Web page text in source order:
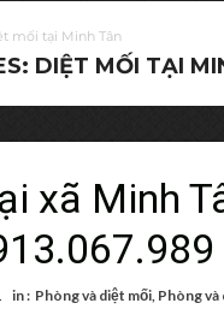
mối tại Minh Tân
DIỆT MỐI TẠI
xã Minh
in : Phòng và diệt mối, Phòng